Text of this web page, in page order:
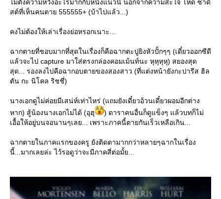
ไม่ตั้งความหวังอะไรมากกับหนังแนวนี้ นอกจากความสะใจ โหด ซาดิ
สต์ที่เห็นคนตาย 555555+ (บ้าไปแล้ว...)
คงไม่ต้องให้เล่าเรื่องย่อหรอกเนาะ...
ฉากตายที่ชอบมากที่สุดในเรื่องก็คือฉากตะปูยิงหัวปั้กๆๆ (เดี๋ยวออกซีดี
ล้วจะไป capture มาใส่ตรงกล่องคอมเม้นท์นะ หุหุหุหุ) สยองสุด
สุด... รองลงไปคือฉากอบตายของสองสาว (ที่แต่งหน้ายังกะปารีส ฮิล
ตัน กะ นิโคล ริชชี่)
นางเอกดูไม่ค่อยมีเสน่ห์เท่าไหร่ (แถมยังเดี๋ยวอ้วนเดี๋ยวผอมอีกต่าง
หาก) สู้น้องนางเอกไม่ได้ (อุฮุ
) ดาราคนอื่นก็ดูแข็งๆ แล้วบทก็ไม่
เอื้อให้อยู่บนจอนานๆเลย... เพราะภาคนี้ตายกันเร็วเหลือเกิน...
ฉากตายในภาคแรกของครู ยังติดตามากกว่าหลายๆฉากในเรื่อง
นี้...มากเลยล่ะ ไว้รอดูว่าจะมีภาคสี่ต่อมั้ย...